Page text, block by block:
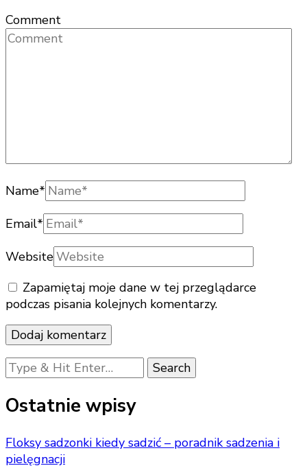
Comment
Name*
Email*
Website
Zapamiętaj moje dane w tej przeglądarce
podczas pisania kolejnych komentarzy.
Looking
for
Something?
Ostatnie wpisy
Floksy sadzonki kiedy sadzić – poradnik sadzenia i
pielęgnacji